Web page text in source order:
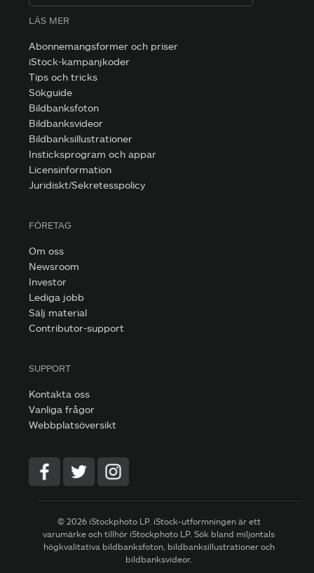
LÄS MER
Abonnemangsformer och priser
iStock-kampanjkoder
Tips och tricks
Sökguide
Bildbanksfoton
Bildbanksvideor
Bildbanksillustrationer
Insticksprogram och appar
Licensinformation
Juridiskt/Sekretesspolicy
FÖRETAG
Om oss
Newsroom
Investor
Lediga jobb
Sälj material
Contributor-support
SUPPORT
Kontakta oss
Vanliga frågor
Webbplatsöversikt
© 2026 iStockphoto LP. iStock-utformningen är ett
varumärke och tillhör iStockphoto LP. Sök bland miljontals
högkvalitativa bildbanksfoton, bildbanksillustrationer och
bildbanksvideor.